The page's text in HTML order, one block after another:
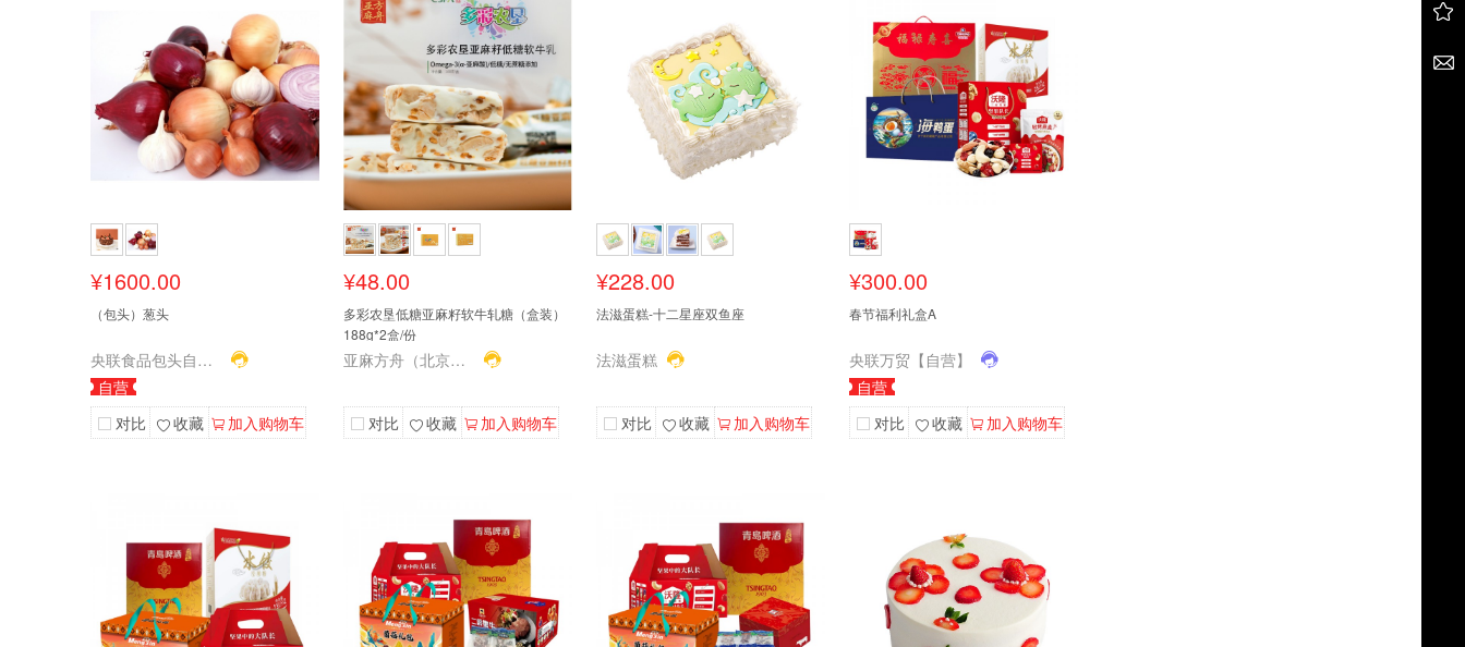
¥1600.00
（包头）葱头
央联食品包头自营店
自营
对比
收藏 加入购物车
¥48.00
多彩农垦低糖亚麻籽软牛轧糖（盒装）
188g*2盒/份
亚麻方舟（北京）科技有限公司
对比 收藏 加入购物车
¥228.00
法滋蛋糕-十二星座双鱼座
法滋蛋糕
对比 收藏 加入购物车
¥300.00
春节福利礼盒A
央联万贸【自营】
自营
对比
收藏 加入购物车